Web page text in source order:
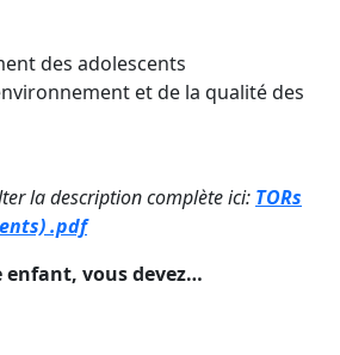
des adolescents
et de la qualité des
la description complète ici: TORs
.pdf
enfant, vous devez…